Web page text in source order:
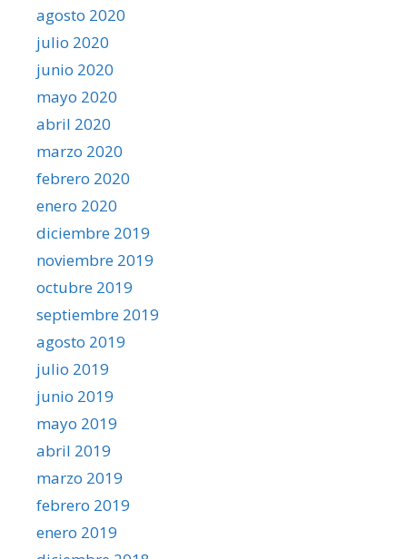
agosto 2020
julio 2020
junio 2020
mayo 2020
abril 2020
marzo 2020
febrero 2020
enero 2020
diciembre 2019
noviembre 2019
octubre 2019
septiembre 2019
agosto 2019
julio 2019
junio 2019
mayo 2019
abril 2019
marzo 2019
febrero 2019
enero 2019